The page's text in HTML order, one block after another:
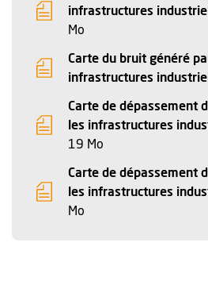
infrastructures
Mo
Carte du bruit généré
infrastructures
Carte de dépassement
les infrastructures
19 Mo
Carte de dépassement
les infrastructures
Mo